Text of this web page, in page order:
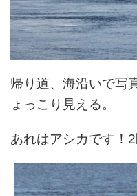
帰り道、海沿いで写
ょっこり見える。
あれはアシカです！2